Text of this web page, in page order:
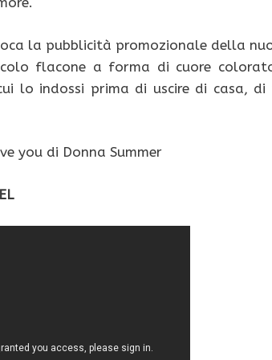
la pubblicità promozionale della
flacone a forma di cuore
lo indossi prima di uscire di casa,
you di Donna Summer